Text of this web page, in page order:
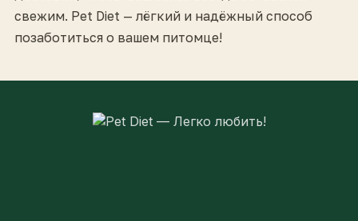
свежим. Pet Diet — лёгкий и надёжный способ
позаботиться о вашем питомце!